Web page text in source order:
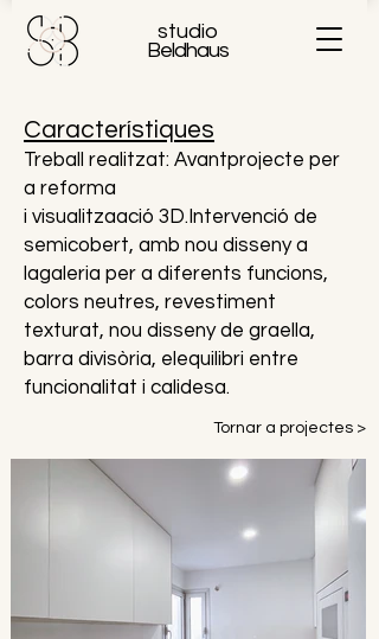
studio
Beldhaus
Característiques
Treball realitzat: Avantprojecte per
a reforma
i visualitzaació 3D. Intervenció de
semicobert, amb nou disseny a
lagaleria per a diferents funcions,
co lors neutres, revestiment
texturat, nou disseny de graella,
barra divisòria, el equilibri entre
funcionalitat i calidesa.
Tornar a projectes >